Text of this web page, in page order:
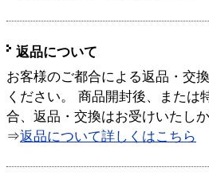
返品について
お客様のご都合による返品・交
ください。 商品開封後、または
合、返品・交換はお受けいたし
⇒返品について詳しくはこちら